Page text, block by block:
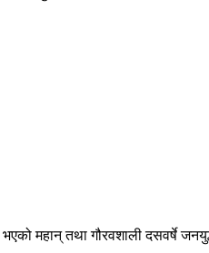
महान् तथा गौरवशाली दसवर्षे